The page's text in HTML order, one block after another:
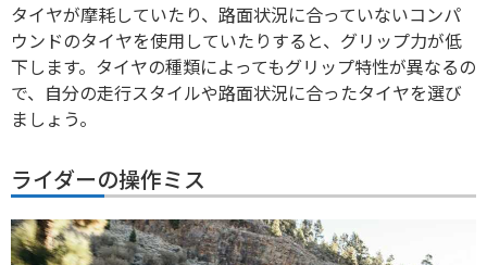
タイヤが摩耗していたり、路面状況に合っていないコンパ
ウンドのタイヤを使用していたりすると、グリップ力が低
下します。タイヤの種類によってもグリップ特性が異なるの
で、自分の走行スタイルや路面状況に合ったタイヤを選び
ましょう。
ライダーの操作ミス